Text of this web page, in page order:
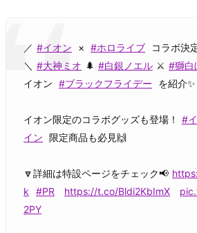
／ #イオン × #ホロライブ
コラボ決
＼ #大神ミオ 🌲 #白銀ノエル ⚔️ #獅白
イオン #ブラックフライデー を紹介✨
イオン限定のコラボグッズも登場！
#
イン 限定商品も必見🙌
🔽詳細は特設ページをチェック📢
k
#PR https://t.co/Bldi2KbImX
2PY